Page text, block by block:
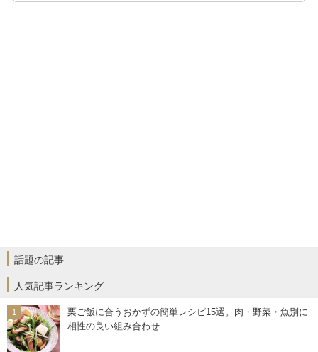
話題の記事
人気記事ランキング
栗ご飯に合うおかずの簡単レシピ15選。肉・野菜・魚別に
相性の良い組み合わせ